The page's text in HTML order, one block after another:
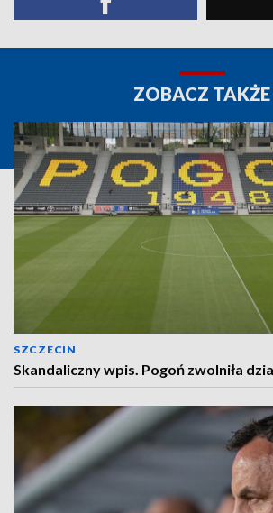
ZOBACZ TAKŻE
SZCZECIN
Skandaliczny wpis. Pogoń zwolniła